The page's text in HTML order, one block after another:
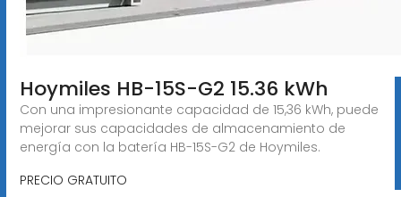
Hoymiles HB-15S-G2 15.36 kWh
Con una impresionante capacidad de 15,36 kWh, puede
mejorar sus capacidades de almacenamiento de
energía con la batería HB-15S-G2 de Hoymiles.
PRECIO GRATUITO